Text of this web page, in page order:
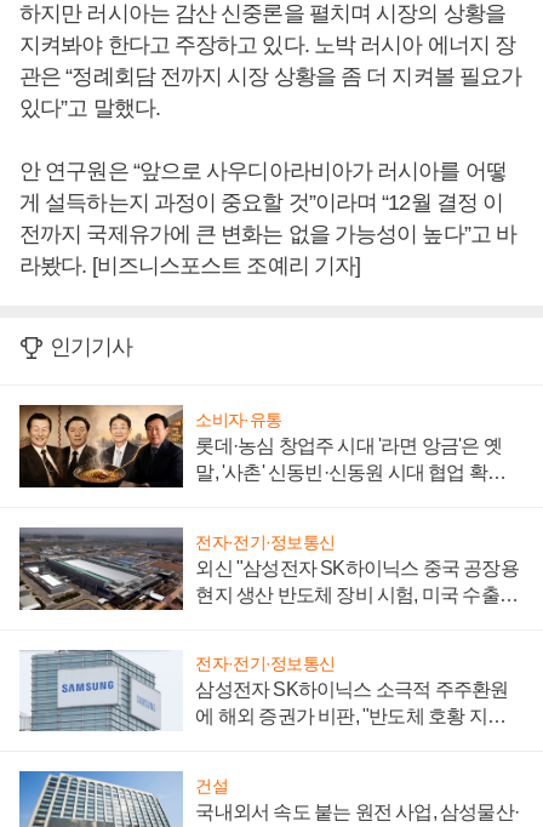
하지만 러시아는 감산 신중론을 펼치며 시장의 상황을
지켜봐야 한다고 주장하고 있다. 노박 러시아 에너지 장
관은 “정례회담 전까지 시장 상황을 좀 더 지켜볼 필요가
있다”고 말했다.
안 연구원은 “앞으로 사우디아라비아가 러시아를 어떻
게 설득하는지 과정이 중요할 것”이라며 “12월 결정 이
전까지 국제유가에 큰 변화는 없을 가능성이 높다”고 바
라봤다. [비즈니스포스트 조예리 기자]
인기기사
소비자·유통
롯데·농심 창업주 시대 '라면 앙금'은 옛
말, '사촌' 신동빈·신동원 시대 협업 확대
전자·전기·정보통신
외신 "삼성전자 SK하이닉스 중국 공장용
현지 생산 반도체 장비 시험, 미국 수출통
전자·전기·정보통신
삼성전자 SK하이닉스 소극적 주주환원
에 해외 증권가 비판, "반도체 호황 지속
건설
국내외서 속도 붙는 원전 사업, 삼성물산·